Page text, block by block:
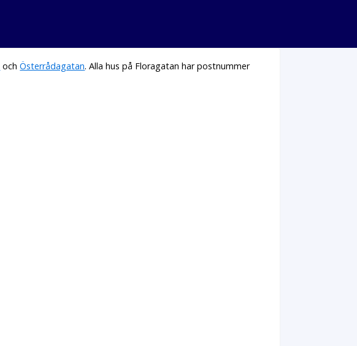
ochÖsterrådagatan. Alla hus på Floragatan har postnummer